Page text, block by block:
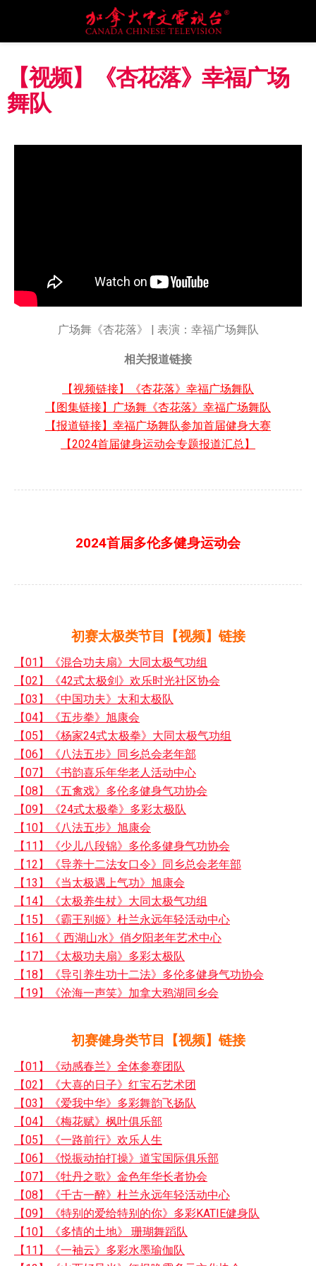
【视频】《杏花落》幸福广场
舞队
广场舞《杏花落》 | 表演：幸福广场舞队
相关报道链接
【视频链接】《杏花落》幸福广场舞队
【图集链接】广场舞《杏花落》幸福广场舞队
【报道链接】幸福广场舞队参加首届健身大赛
【2024首届健身运动会专题报道汇总】
2024首届多伦多健身运动会
初赛太极类节目【视频】链接
【01】《混合功夫扇》大同太极气功组
【02】《42式太极剑》欢乐时光社区协会
【03】《中国功夫》太和太极队
【04】《五步拳》旭康会
【05】《杨家24式太极拳》大同太极气功组
【06】《八法五步》同乡总会老年部
【07】《书韵喜乐年华老人活动中心
【08】《五禽戏》多伦多健身气功协会
【09】《24式太极拳》多彩太极队
【10】《八法五步》旭康会
【11】《少儿八段锦》多伦多健身气功协会
【12】《导养十二法女口令》同乡总会老年部
【13】《当太极遇上气功》旭康会
【14】《太极养生杖》大同太极气功组
【15】《霸王别姬》杜兰永远年轻活动中心
【16】《 西湖山水》俏夕阳老年艺术中心
【17】《太极功夫扇》多彩太极队
【18】《导引养生功十二法》多伦多健身气功协会
【19】《沧海一声笑》加拿大鸦湖同乡会
初赛健身类节目【视频】链接
【01】《动感春兰》全体参赛团队
【02】《大喜的日子》红宝石艺术团
【03】《爱我中华》多彩舞韵飞扬队
【04】《梅花赋》枫叶俱乐部
【05】《一路前行》欢乐人生
【06】《悦振动拍打操》道宝国际俱乐部
【07】《牡丹之歌》金色年华长者协会
【08】《千古一醉》杜兰永远年轻活动中心
【09】《特别的爱给特别的你》多彩KATIE健身队
【10】《多情的土地》 珊瑚舞蹈队
【11】《一袖云》多彩水墨瑜伽队